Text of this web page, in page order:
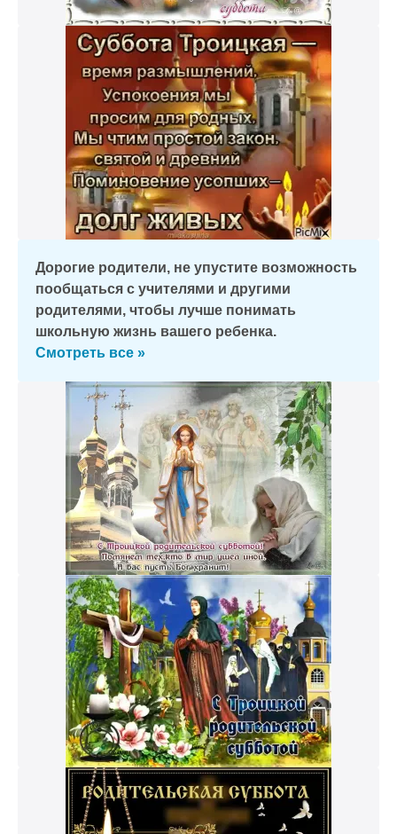
Дорогие родители, не упустите возможность
пообщаться с учителями и другими
родителями, чтобы лучше понимать
школьную жизнь вашего ребенка.
Смотреть все »